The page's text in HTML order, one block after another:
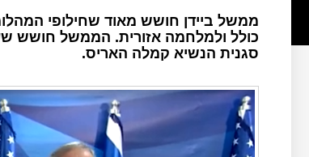
ממשל ביידן חושש מאוד שחילופי
כולל ולמלחמה אזורית. הממשל חושש
סגנית הנשיא קמלה האריס.